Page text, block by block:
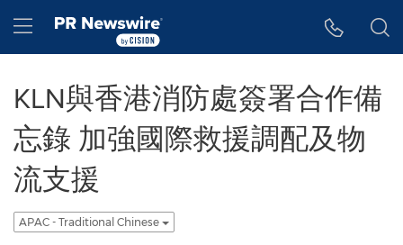
Hamburger menu
KLN與香港消防處簽署合作備
忘錄 加強國際救援調配及物
流支援
APAC - Traditional Chinese